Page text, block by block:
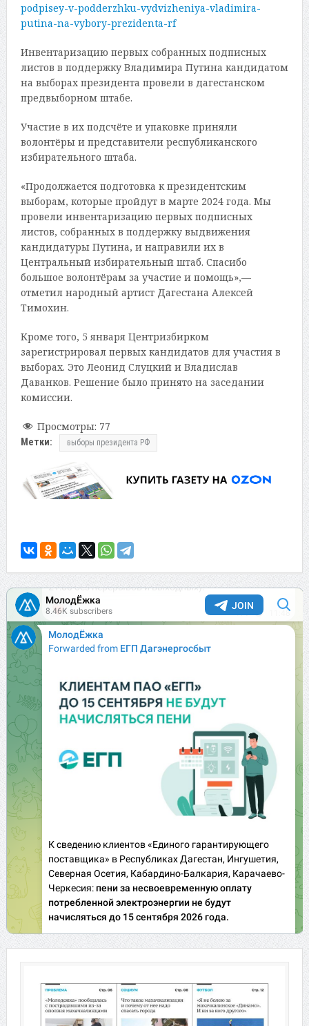
podpisey-v-podderzhku-vydvizheniya-vladimira-
putina-na-vybory-prezidenta-rf
Инвентаризацию первых собранных подписных
листов в поддержку Владимира Путина кандидатом
на выборах президента провели в дагестанском
предвыборном штабе.
Участие в их подсчёте и упаковке приняли
волонтёры и представители республиканского
избирательного штаба.
«Продолжается подготовка к президентским
выборам, которые пройдут в марте 2024 года. Мы
провели инвентаризацию первых подписных
листов, собранных в поддержку выдвижения
кандидатуры Путина, и направили их в
Центральный избирательный штаб. Спасибо
большое волонтёрам за участие и помощь»,—
отметил народный артист Дагестана Алексей
Тимохин.
Кроме того, 5 января Центризбирком
зарегистрировал первых кандидатов для участия в
выборах. Это Леонид Слуцкий и Владислав
Даванков. Решение было принято на заседании
комиссии.
Просмотры: 77
Метки: выборы президента РФ